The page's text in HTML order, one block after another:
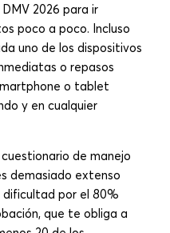
2026 para ir
poco a poco. Incluso
uno de los dispositivos
o repasos
o tablet
y en cualquier
de manejo
demasiado extenso
por el 80%
que te obliga a